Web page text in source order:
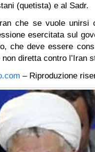
(quetista) e al Sadr.
che se vuole unirsi
esercitata sul
che deve essere
diretta contro l’Iran
– Riproduzione